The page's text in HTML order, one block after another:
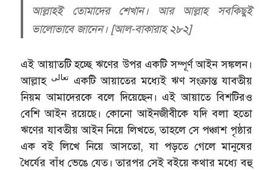
আল্লাহই তোমাদের শেখান। আর আল্লাহ সবকিছুই
ভালোভাবে জানেন। [আল-বাকারাহ ২৮২]
এই আয়াতটি হচ্ছে ঋণের উপর একটি সম্পূর্ণ আইন সঙ্কলন।
আল্লাহتعالى একটি আয়াতের মধ্যেই ঋণ সংক্রান্ত যাবতীয়
নিয়ম আমাদেরকে বলে দিয়েছেন। এই আয়াতে বিশটিরও
বেশি আইন রয়েছে। কোনো আইনজীবীকে যদি বলা হতো
ঋণের যাবতীয় আইন নিয়ে লিখতে, তাহলে সে পঞ্চাশ পৃষ্ঠার
এক বই লিখে নিয়ে আসতো, যা পড়তে গেলে মানুষের
ধৈর্যের বাঁধ ভেঙে যেত। তারপর সেই বইয়ে কথার মধ্যে বহু